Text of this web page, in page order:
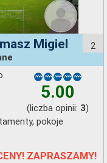
2
Migiel
5.00
(liczba opinii: 3)
pokoje
ZAPRASZAMY!